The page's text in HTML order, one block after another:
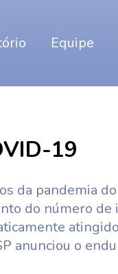
Equipe
19
da pandemia
do número
anunciou o